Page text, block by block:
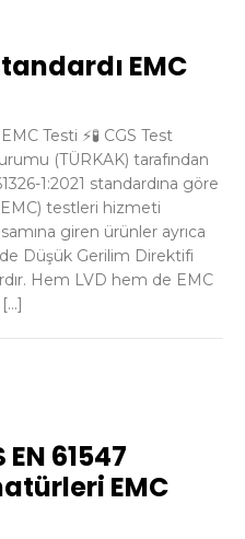
EMC
Testi ⚡🧪 CGS Test
(TÜRKAK) tarafından
1:2021 standardına göre
testleri hizmeti
giren ürünler ayrıca
Düşük Gerilim Direktifi
Hem LVD hem de EMC
EN 61547
EMC